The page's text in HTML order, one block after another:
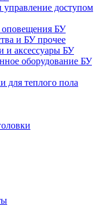
управление доступом
оповещения БУ
и БУ прочее
и аксессуары БУ
оборудование БУ
для теплого пола